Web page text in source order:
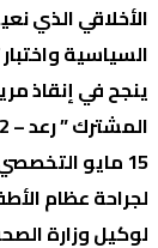
الأخلاقي الذي
السیاسیة
ينجح في إنقاذ
المشترك ” رعد – 2 “
15 مايو التخصصي” وفق معايير الجودة الدولية.. وإشادة بدور الإدارة في تحقيق الإنجاز
لجراحة عظام
لوكيل وزارة